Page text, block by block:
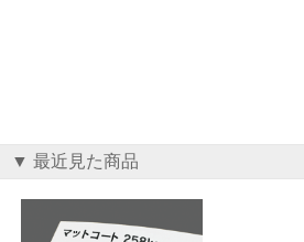
▼ 最近見た商品